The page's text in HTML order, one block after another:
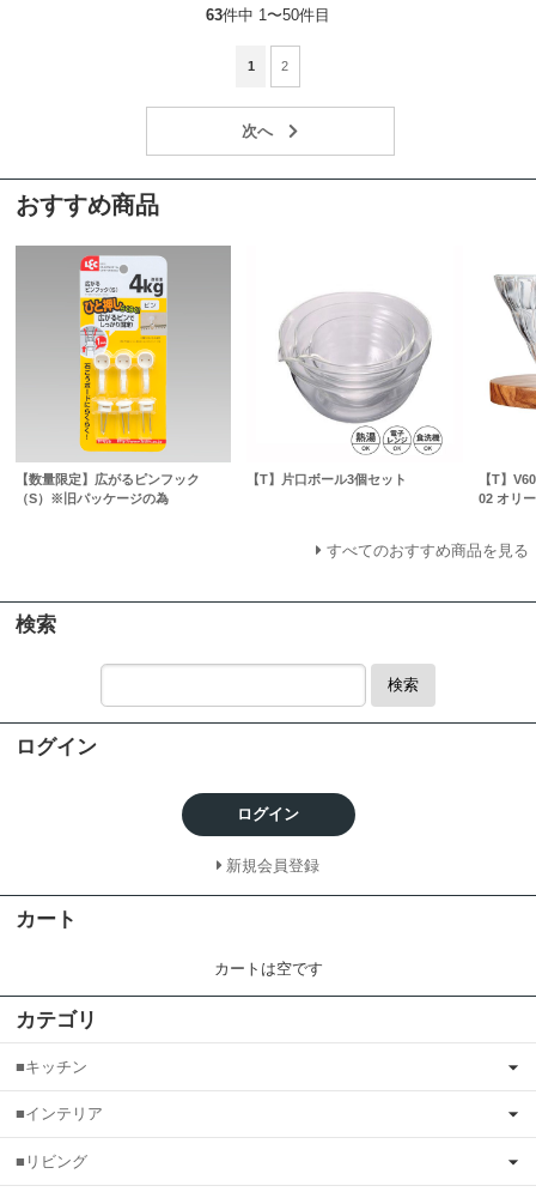
63件中 1〜50件目
1 2
おすすめ商品
【数量限定】広がるピンフック
（S）※旧パッケージの為
【T】片口ボール3個セット
【T】
02 オリ
すべてのおすすめ商品を見る
検索
検索
ログイン
ログイン
新規会員登録
カート
カートは空です
カテゴリ
■キッチン
■インテリア
■リビング